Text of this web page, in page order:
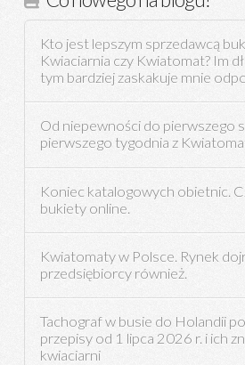
Kto jest lepszym sprzedawcą
Kwiaciarnia czy Kwiatomat? Im
tym bardziej zaskakuje mnie
Od niepewności do pierwszego
pierwszego tygodnia z
Koniec katalogowych obietnic.
bukiety online.
Kwiatomaty w Polsce. Rynek
przedsiębiorcy również.
Tachograf w busie do Holandii
przepisy od 1 lipca 2026 r. i ich
kwiaciarni